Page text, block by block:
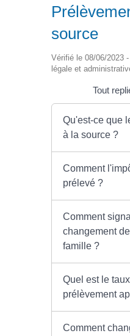
source
Vérifié le 08/06/2023
légale et
Tout
Qu'est-ce que
à la source ?
Comment
prélevé ?
Comment
changement
famille ?
Quel est le
prélèvement
Comment